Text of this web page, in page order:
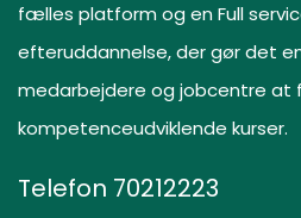
fælles platform og en Full
efteruddannelse, der gør det
medarbejdere og jobcentre at
kompetenceudviklende kurser.
Telefon 70212223